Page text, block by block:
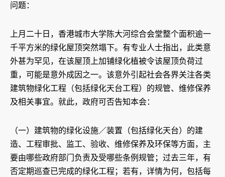
问题：
上月二十日，香港城市大学陈大河综合会堂整个面积逾一
千平方米的绿化屋顶突然塌下。有专业人士指出，此类意
外甚为罕见，在该屋顶上加铺绿化植被令该屋顶负荷过
重，可能是意外成因之一。该意外引起社会各界关注各类
建筑物绿化工程（包括绿化天台工程）的规管、维修保养
及相关事宜。就此，政府可否告知本会：
（一）建筑物的绿化设施／装置（包括绿化天台）的建
造、工程审批、监工、验收、维修保养及环保等方面，主
要由哪些政府部门负责及受哪些条例规管；过去三年，有
否定期巡查已完成的绿化工程；若有，详情为何，包括每